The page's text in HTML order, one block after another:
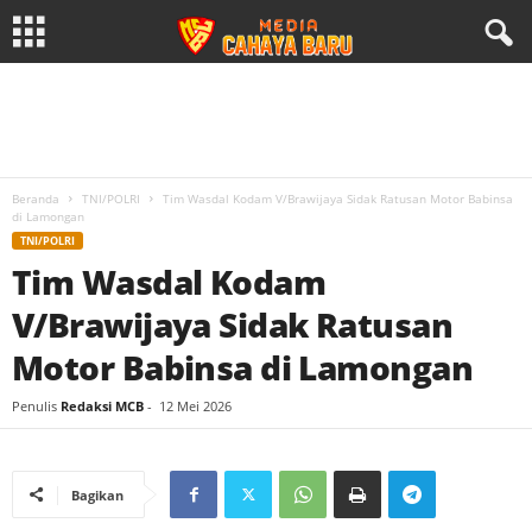
Beranda TNI/POLRI
Tim Wasdal Kodam V/Brawijaya Sidak Ratusan Motor Babinsa
di Lamongan
TNI/POLRI
Tim Wasdal Kodam
V/Brawijaya Sidak Ratusan
Motor Babinsa di Lamongan
Penulis Redaksi MCB - 12 Mei 2026
Bagikan